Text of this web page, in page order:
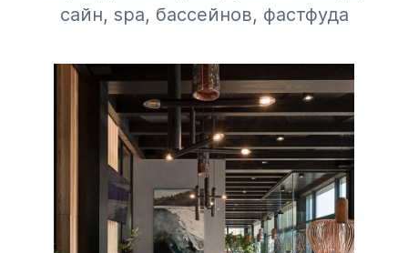
сайн, spa, бассейнов, фастфуда